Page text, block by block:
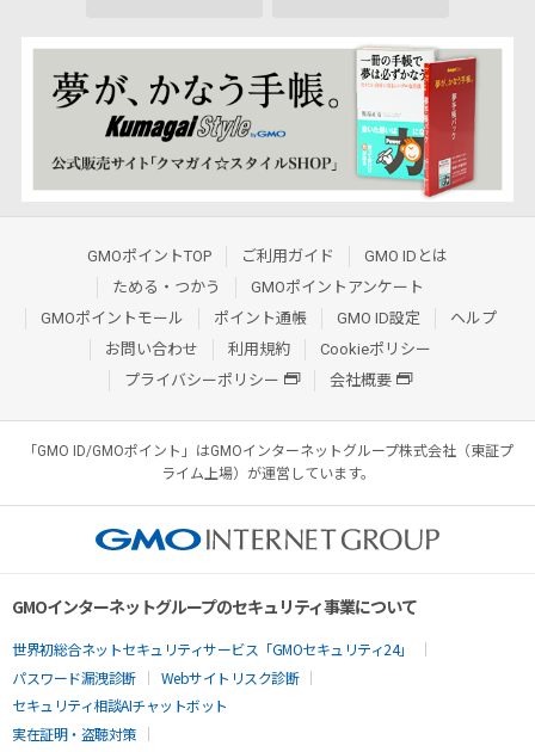
GMOポイントTOP ご利用ガイド
GMO IDとは
ためる・つかう
GMOポイントアンケート
GMOポイントモール
ポイント通帳 GMO ID設定
ヘルプ
お問い合わせ
利用規約
Cookieポリシー
プライバシーポリシー
会社概要
「GMO ID/GMOポイント」はGMOインターネットグループ株式会社（東証プ
ライム上場）が運営しています。
GMOインターネットグループのセキュリティ事業について
世界初総合ネットセキュリティサービス「GMOセキュリティ24」
パスワード漏洩診断
Webサイトリスク診断
セキュリティ相談AIチャットボット
実在証明・盗聴対策